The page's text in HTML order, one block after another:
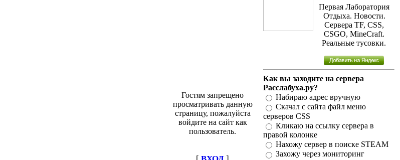
Гостям запрещено
просматривать данную
страницу, пожалуйста
войдите на сайт как
пользователь.
Первая Лаборатория
Отдыха. Новости.
Сервера TF, CSS,
CSGO, MineCraft.
Реальные тусовки.
Как вы заходите на сервера
Расслабуха.ру?
Набираю адрес вручную
Скачал с сайта файл меню
серверов CSS
Кликаю на ссылку сервера в
правой колонке
Нахожу сервер в поиске STEAM
Захожу через мониторинг